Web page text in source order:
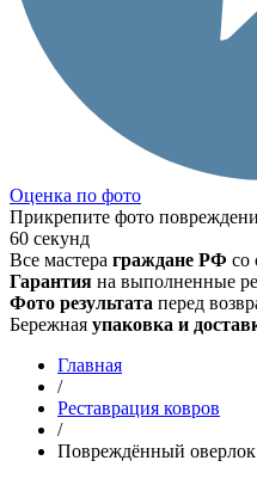
Оценка по фото
Прикрепите фото
60 секунд
Все мастера граждане РФ со
Гарантия на выполненные
Фото результата перед
Бережная упаковка и
Главная
/
Реставрация ковров
/
Повреждённый оверлок